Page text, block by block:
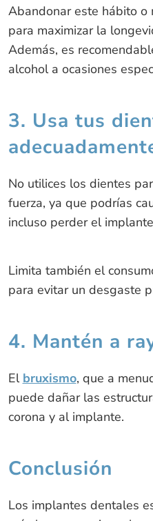
Abandonar este hábito o
para maximizar la
Además, es
alcohol a ocasiones
3. Usa tus
No utilices los dientes
fuerza, ya que podrías
incluso perder el
Limita también el
para evitar un desgaste
4. Mantén a
El bruxismo, que a
puede dañar las
corona y al implante.
Conclusión
Los implantes dentales